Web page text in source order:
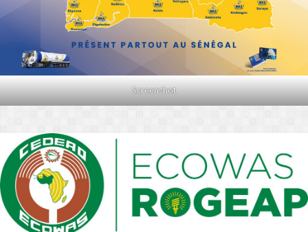
Screenshot